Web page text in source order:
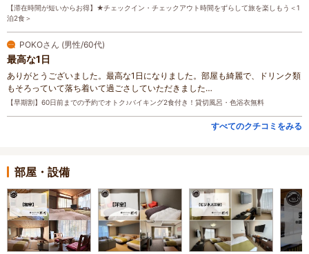
【滞在時間が短いからお得】★チェックイン・チェックアウト時間をずらして旅を楽しもう＜1
泊2食＞
POKOさん (男性/60代)
最高な1日
ありがとうございました。最高な1日になりました。部屋も綺麗で、ドリンク類
もそろっていて落ち着いて過ごさしていただきました…
【早期割】60日前までの予約でオトク♪バイキング2食付き！貸切風呂・色浴衣無料
すべてのクチコミをみる
部屋・設備